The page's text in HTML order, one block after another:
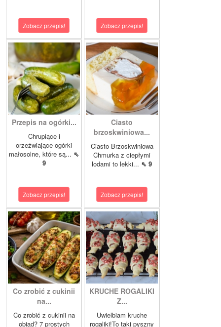
Zobacz przepis! Zobacz przepis!
Przepis na ogórki...
Chrupiące i
orzeźwiające ogórki
małosolne, które są... ⇖
9
Zobacz przepis!
Ciasto
brzoskwiniowa...
Ciasto Brzoskwiniowa
Chmurka z ciepłymi
lodami to lekki... ⇖ 9
Zobacz przepis!
Co zrobić z cukinii
na...
Co zrobić z cukinii na
obiad? 7 prostych
KRUCHE ROGALIKI
Z...
Uwielbiam kruche
rogaliki!To taki pyszny